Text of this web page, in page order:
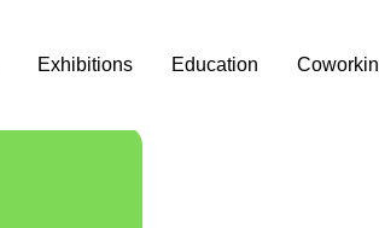
Exhibitions Education